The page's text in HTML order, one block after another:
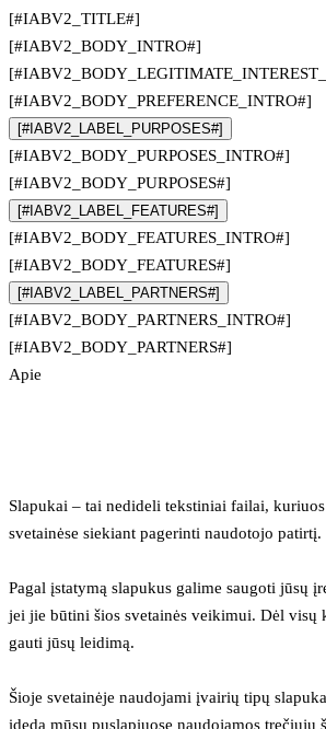
[#IABV2_TITLE#]
[#IABV2_BODY_INTRO#]
[#IABV2_BODY_PREFERENCE_INTRO#]
[#IABV2_LABEL_PURPOSES#]
[#IABV2_BODY_PURPOSES_INTRO#]
[#IABV2_BODY_PURPOSES#]
[#IABV2_LABEL_FEATURES#]
[#IABV2_BODY_FEATURES_INTRO#]
[#IABV2_BODY_FEATURES#]
[#IABV2_LABEL_PARTNERS#]
[#IABV2_BODY_PARTNERS_INTRO#]
[#IABV2_BODY_PARTNERS#]
Apie
Slapukai – tai nedideli tekstiniai failai,
svetainėse siekiant pagerinti naudotojo patirtį.
Pagal įstatymą slapukus galime saugoti jūsų
jei jie būtini šios svetainės veikimui. Dėl visų
gauti jūsų leidimą.
Šioje svetainėje naudojami įvairių tipų
įdeda mūsų puslapiuose naudojamos trečiųjų